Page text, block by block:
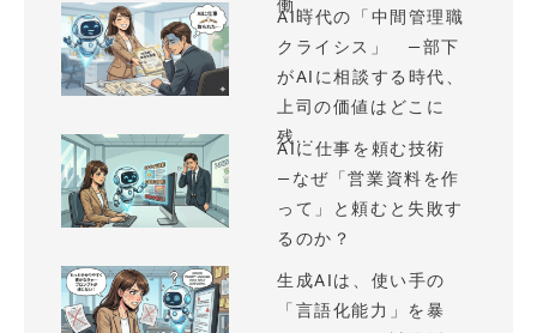
働...
AI時代の「中間管理職
クライシス」 —部下
がAIに相談する時代、
上司の価値はどこに
残...
AIに仕事を頼む技術
—なぜ「営業資料を作
って」と頼むと失敗す
るのか？
生成AIは、使い手の
「言語化能力」を暴